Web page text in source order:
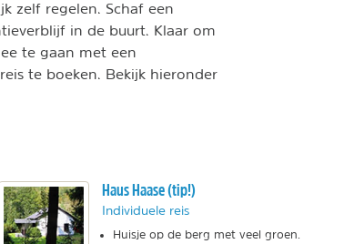
zelf regelen. Schaf een
in de buurt. Klaar om
te gaan met een
te boeken. Bekijk hieronder
Haus Haase (tip!)
Individuele reis
Huisje op de berg met veel groen.